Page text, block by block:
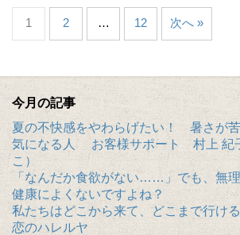
1 2 … 12 次へ »
今月の記事
夏の不快感をやわらげたい！ 暑さが
気になる人 お客様サポート 村上 紀
こ）
「なんだか食欲がない……」でも、無
健康によくないですよね？
私たちはどこから来て、どこまで行け
恋のハレルヤ